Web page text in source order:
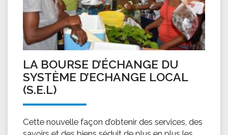
LA BOURSE D’ÉCHANGE DU
SYSTÈME D’ECHANGE LOCAL
(S.E.L)
Cette nouvelle façon d’obtenir des services, des